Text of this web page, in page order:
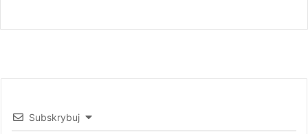
Subskrybuj